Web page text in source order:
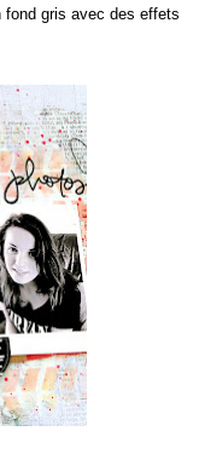
gris avec des effets